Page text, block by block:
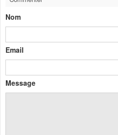
Nom
Email
Message